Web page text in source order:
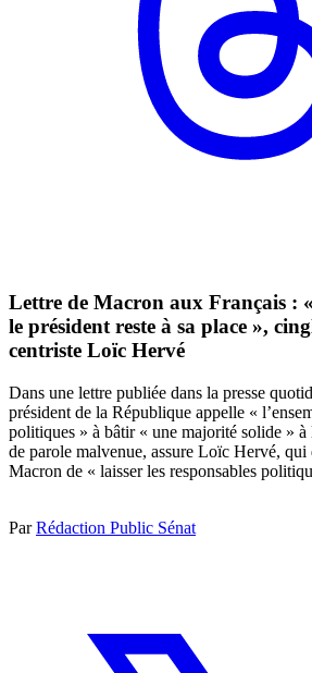
Lettre de Macron aux Français :
le président reste à sa place »,
centriste Loïc Hervé
Dans une lettre publiée dans la presse
président de la République appelle «
politiques » à bâtir « une majorité solide » à
de parole malvenue, assure Loïc Hervé, qui
Macron de « laisser les responsables
ParRédaction Public Sénat